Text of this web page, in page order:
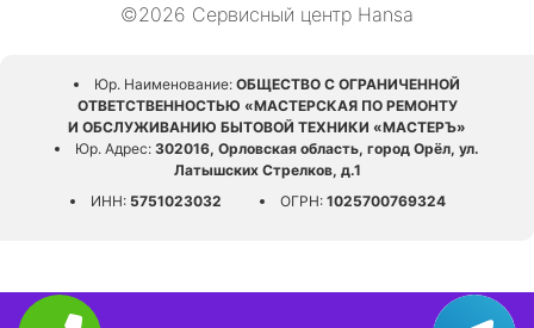
©2026 Сервисный центр Hansa
Юр. Наименование: ОБЩЕСТВО С ОГРАНИЧЕННОЙ
ОТВЕТСТВЕННОСТЬЮ «МАСТЕРСКАЯ ПО РЕМОНТУ
И ОБСЛУЖИВАНИЮ БЫТОВОЙ ТЕХНИКИ «МАСТЕРЪ»
Юр. Адрес: 302016, Орловская область, город Орёл, ул.
Латышских Стрелков, д.1
ИНН:5751023032 ОГРН:1025700769324